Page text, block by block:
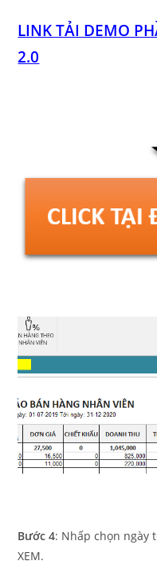
LINK TẢI DEMO
2.0
Bước 4: Nhấp chọn ngày
XEM.